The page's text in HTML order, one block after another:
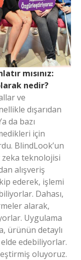
mısınız:
nedir?
ve
dışarıdan
da bazı
için
BlindLook’un
zeka teknolojisi
alışveriş
ederek, işlemi
Dahası,
alarak,
Uygulama
ürünün detaylı
edebiliyorlar.
oluyoruz.